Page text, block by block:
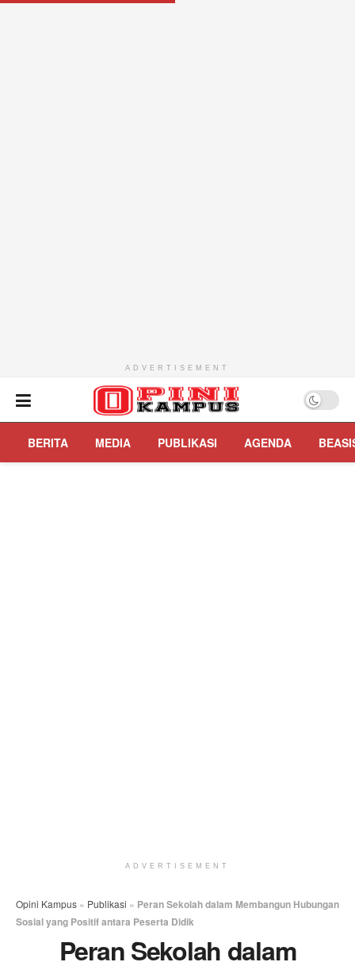
ADVERTISEMENT
BERITA MEDIA PUBLIKASI AGENDA
ADVERTISEMENT
Opini Kampus » Publikasi » Peran Sekolah dalam Membangun Hubungan
Sosial yang Positif antara Peserta Didik
Peran Sekolah dalam